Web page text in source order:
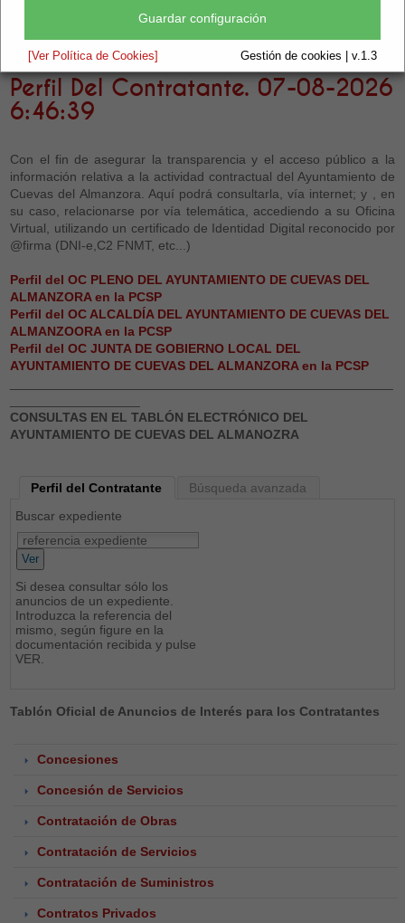
Guardar configuración
[Ver Política de Cookies] Gestión de cookies | v.1.3
Escuchar
Perfil Del Contratante. 07-08-2026
6:46:40
Con el fin de asegurar la transparencia y el acceso público a la
información relativa a la actividad contractual del Ayuntamiento de
Cuevas del Almanzora. Aquí podrá consultarla, vía internet; y , en
su caso, relacionarse por vía telemática, accediendo a su Oficina
Virtual, utilizando un certificado de Identidad Digital reconocido por
@firma (DNI-e,C2 FNMT, etc...)
Perfil del OC PLENO DEL AYUNTAMIENTO DE CUEVAS DEL
ALMANZORA en la PCSP
Perfil del OC ALCALDÍA DEL AYUNTAMIENTO DE CUEVAS DEL
ALMANZOORA en la PCSP
Perfil del OC JUNTA DE GOBIERNO LOCAL DEL
AYUNTAMIENTO DE CUEVAS DEL ALMANZORA en la PCSP
CONSULTAS EN EL TABLÓN ELECTRÓNICO DEL
AYUNTAMIENTO DE CUEVAS DEL ALMANOZRA
Perfil del Contratante
Búsqueda avanzada
Buscar expediente
Ver
Si desea consultar sólo los
anuncios de un expediente.
Introduzca la referencia del
mismo, según figure en la
documentación recibida y pulse
VER.
Tablón Oficial de Anuncios de Interés para los Contratantes
Concesiones
Concesión de Servicios
Contratación de Obras
Contratación de Servicios
Contratación de Suministros
Contratos Privados